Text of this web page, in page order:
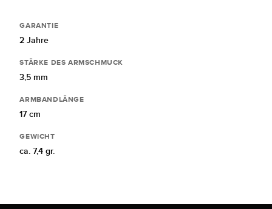
GARANTIE
2 Jahre
STÄRKE DES ARMSCHMUCK
3,5 mm
ARMBANDLÄNGE
17 cm
GEWICHT
ca. 7,4 gr.